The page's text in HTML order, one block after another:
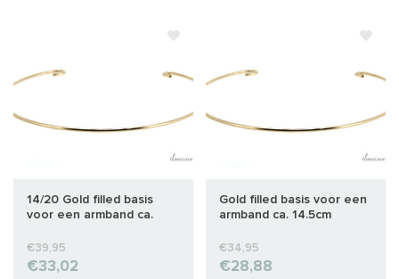
14/20 Gold filled basis
voor een armband ca.
€39,95
€33,02
Gold filled basis voor een
armband ca. 14.5cm
€34,95
€28,88